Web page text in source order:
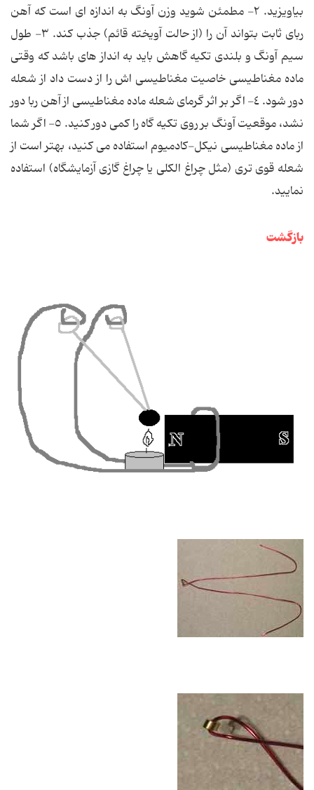
بیاویزید. ٢- مطمئن شوید وزن آونگ به اندازه ای است كه آهن
ربای ثابت بتواند آن را (از حالت آویخته قائم) جذب كند. ٣- طول
سیم آونگ و بلندی تكیه گاهش باید به انداز های باشد كه وقتی
ماده مغناطیسی خاصیت مغناطیسی اش را از دست داد از شعله
دور شود. ٤- اگر بر اثر گرمای شعله ماده مغناطیسی از آهن ربا دور
نشد، موقعیت آونگ بر روی تكیه گاه را كمی دور كنید. ٥- اگر شما
از ماده مغناطیسی نیكل-كادمیوم استفاده می كنید، بهتر است از
شعله قوی تری (مثل چراغ الكلی یا چراغ گازی آزمایشگاه) استفاده
نمایید.
بازگشت